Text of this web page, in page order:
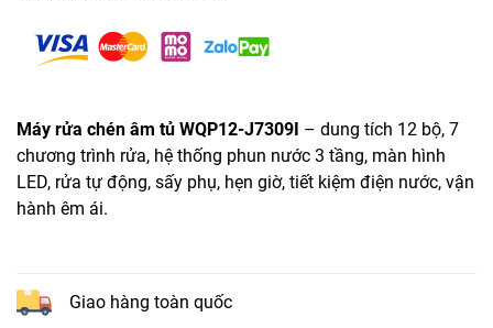
Máy rửa chén âm tủ WQP12-J7309I – dung tích 12 bộ, 7
chương trình rửa, hệ thống phun nước 3 tầng, màn hình
LED, rửa tự động, sấy phụ, hẹn giờ, tiết kiệm điện nước, vận
hành êm ái.
Giao hàng toàn quốc